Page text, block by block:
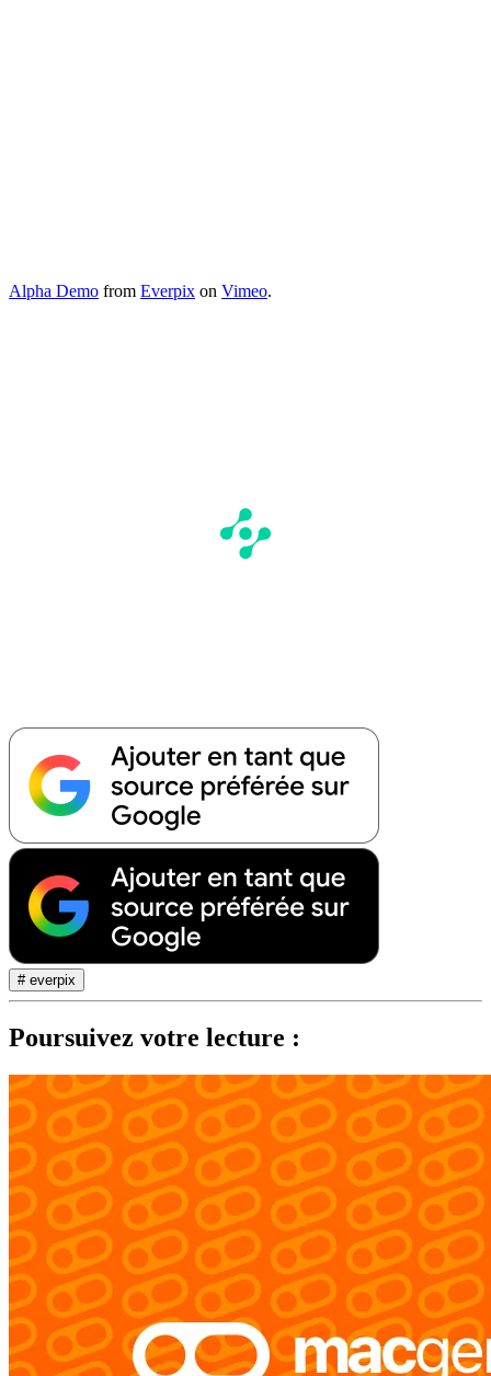
Alpha Demo from Everpix on Vimeo.
# everpix
Poursuivez votre lecture :